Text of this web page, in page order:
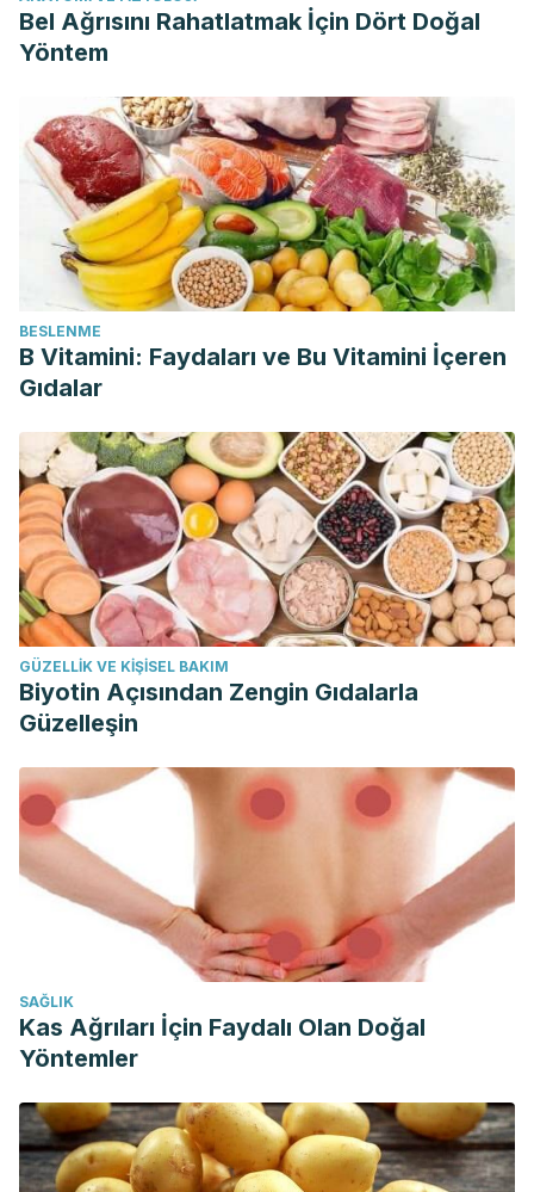
Bel Ağrısını Rahatlatmak İçin Dört Doğal
Yöntem
BESLENME
B Vitamini: Faydaları ve Bu Vitamini İçeren
Gıdalar
GÜZELLIK VE KIŞISEL BAKIM
Biyotin Açısından Zengin Gıdalarla
Güzelleşin
SAĞLIK
Kas Ağrıları İçin Faydalı Olan Doğal
Yöntemler